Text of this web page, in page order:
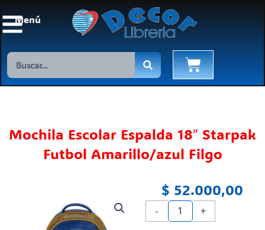
al
Menú
Search Cart
Mochila Escolar Espalda 18″ Starpak
Futbol Amarillo/azul Filgo
$ 52.000,00
-
Mochila
Escolar
+